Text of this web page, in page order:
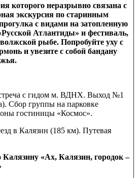
которого неразрывно связана с
экскурсия по старинным
с видами на затопленную
Атлантиды» и фестиваль,
рыбе. Попробуйте уху с
и увезите с собой бандану
с гидом м. ВДНХ. Выход №1
Сбор группы на парковке
гостиницы «Космос».
в Калязин (185 км). Путевая
Калязину «Ах, Калязин, городок –